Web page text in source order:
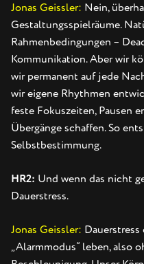
Jonas Geissler: Nein,
Gestaltungsspielräume.
Rahmenbedingungen –
Kommunikation. Aber wir
wir permanent auf jede
wir eigene Rhythmen
feste Fokuszeiten, Pausen
Übergänge schaffen. So
Selbstbestimmung.
HR2: Und wenn das nicht
Dauerstress.
Jonas Geissler:
„Alarmmodus“ leben, also